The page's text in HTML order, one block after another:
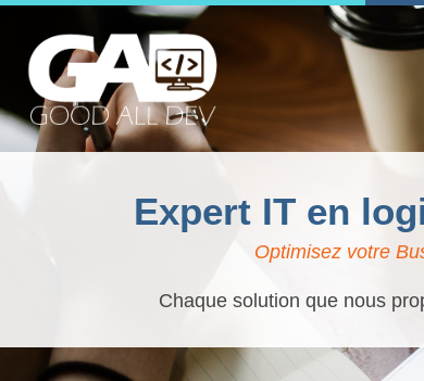
Expert IT en
Optimisez votre
Chaque solution que nous